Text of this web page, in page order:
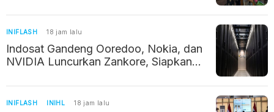
INIFLASH 18 jam lalu
Indosat Gandeng Ooredoo, Nokia, dan
NVIDIA Luncurkan Zankore, Siapkan
INIFLASH INIHL 18 jam lalu